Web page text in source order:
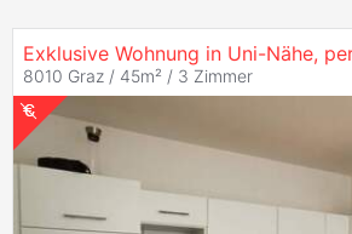
Exklusive Wohnung in Uni-Nähe,
8010 Graz / 45m² / 3 Zimmer